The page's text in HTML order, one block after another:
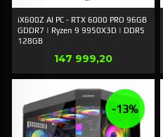
iX600Z AI PC - RTX 6000 PRO 96GB
GDDR7 | Ryzen 9 9950X3D | DDR5
128GB
Pris
147 999,20
-13%